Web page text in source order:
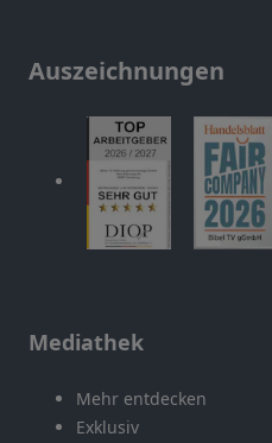
Auszeichnungen
Mediathek
Mehr entdecken
Exklusiv